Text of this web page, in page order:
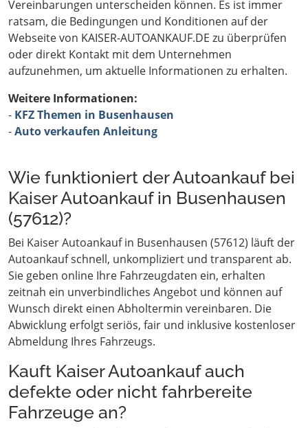
Vereinbarungen unterscheiden können. Es ist immer
ratsam, die Bedingungen und Konditionen auf der
Webseite von KAISER-AUTOANKAUF.DE zu überprüfen
oder direkt Kontakt mit dem Unternehmen
aufzunehmen, um aktuelle Informationen zu erhalten.
Weitere Informationen:
- KFZ Themen in Busenhausen
-Auto verkaufen Anleitung
Wie funktioniert der Autoankauf bei
Kaiser Autoankauf in Busenhausen
(57612)?
Bei Kaiser Autoankauf in Busenhausen (57612) läuft der
Autoankauf schnell, unkompliziert und transparent ab.
Sie geben online Ihre Fahrzeugdaten ein, erhalten
zeitnah ein unverbindliches Angebot und können auf
Wunsch direkt einen Abholtermin vereinbaren. Die
Abwicklung erfolgt seriös, fair und inklusive kostenloser
Abmeldung Ihres Fahrzeugs.
Kauft Kaiser Autoankauf auch
defekte oder nicht fahrbereite
Fahrzeuge an?